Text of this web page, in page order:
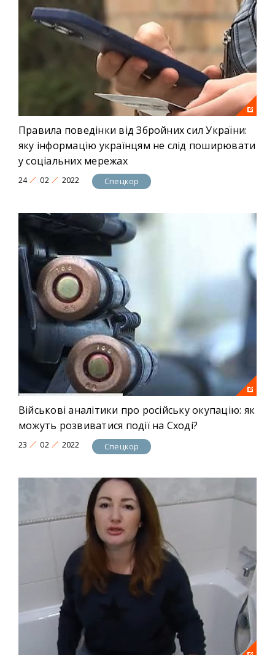
Правила поведінки від Збройних сил України:
яку інформацію українцям не слід поширювати
у соціальних мережах
24 02 2022 Спецкор
Військові аналітики про російську окупацію: як
можуть розвиватися події на Сході?
23 02 2022 Спецкор